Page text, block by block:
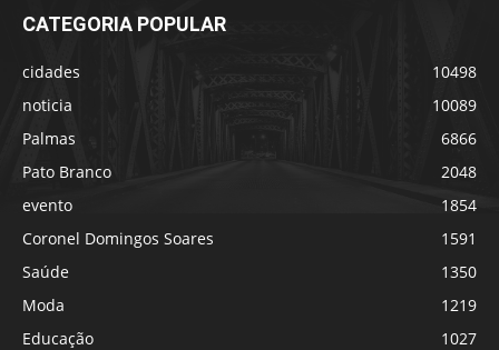
CATEGORIA POPULAR
cidades
10498
noticia
10089
Palmas
6866
Pato Branco
2048
evento
1854
Coronel Domingos Soares
1591
Saúde
1350
Moda
1219
Educação
1027